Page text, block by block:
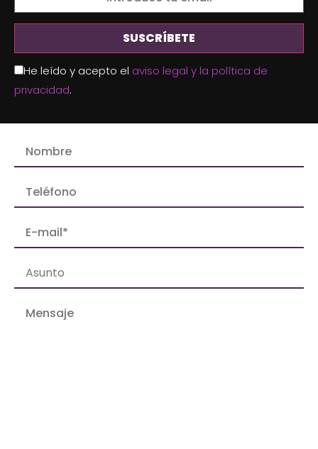
He leído y acepto el aviso legal y la política de
privacidad.